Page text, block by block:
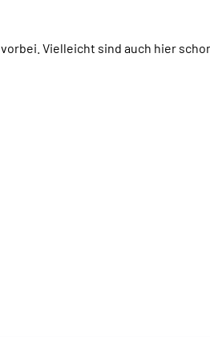
vorbei. Vielleicht sind auch hier